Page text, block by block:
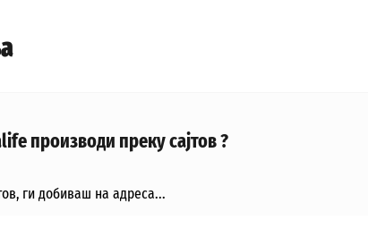
производи преку сајтов ?
ги добиваш на адреса...